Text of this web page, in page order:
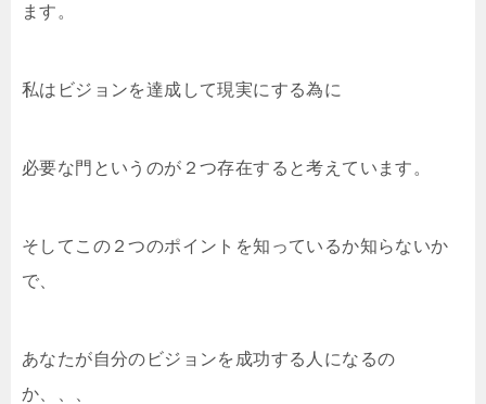
ます。
私はビジョンを達成して現実にする為に
必要な門というのが２つ存在すると考えています。
そしてこの２つのポイントを知っているか知らないか
で、
あなたが自分のビジョンを成功する人になるの
か、、、